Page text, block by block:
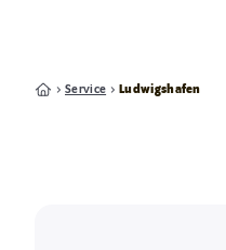
Service Ludwigshafen